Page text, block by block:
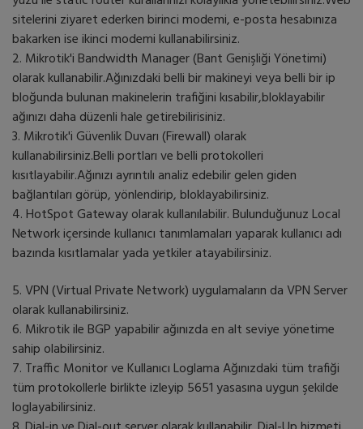
sitelerini ziyaret ederken birinci modemi, e-posta hesabınıza
bakarken ise ikinci modemi kullanabilirsiniz.
2. Mikrotik'i Bandwidth Manager (Bant Genişliği Yönetimi)
olarak kullanabilir.Ağınızdaki belli bir makineyi veya belli bir ip
bloğunda bulunan makinelerin trafiğini kısabilir,bloklayabilir
ağınızı daha düzenli hale getirebilirisiniz.
3. Mikrotik'i Güvenlik Duvarı (Firewall) olarak
kullanabilirsiniz.Belli portları ve belli protokolleri
kısıtlayabilir.Ağınızı ayrıntılı analiz edebilir gelen giden
bağlantıları görüp, yönlendirip, bloklayabilirsiniz.
4. HotSpot Gateway olarak kullanılabilir. Bulunduğunuz Local
Network içersinde kullanıcı tanımlamaları yaparak kullanıcı adı
bazında kısıtlamalar yada yetkiler atayabilirsiniz.
5. VPN (Virtual Private Network) uygulamaların da VPN Server
olarak kullanabilirsiniz.
6. Mikrotik ile BGP yapabilir ağınızda en alt seviye yönetime
sahip olabilirsiniz.
7. Traffic Monitor ve Kullanıcı Loglama Ağınızdaki tüm trafiği
tüm protokollerle birlikte izleyip 5651 yasasına uygun şekilde
loglayabilirsiniz.